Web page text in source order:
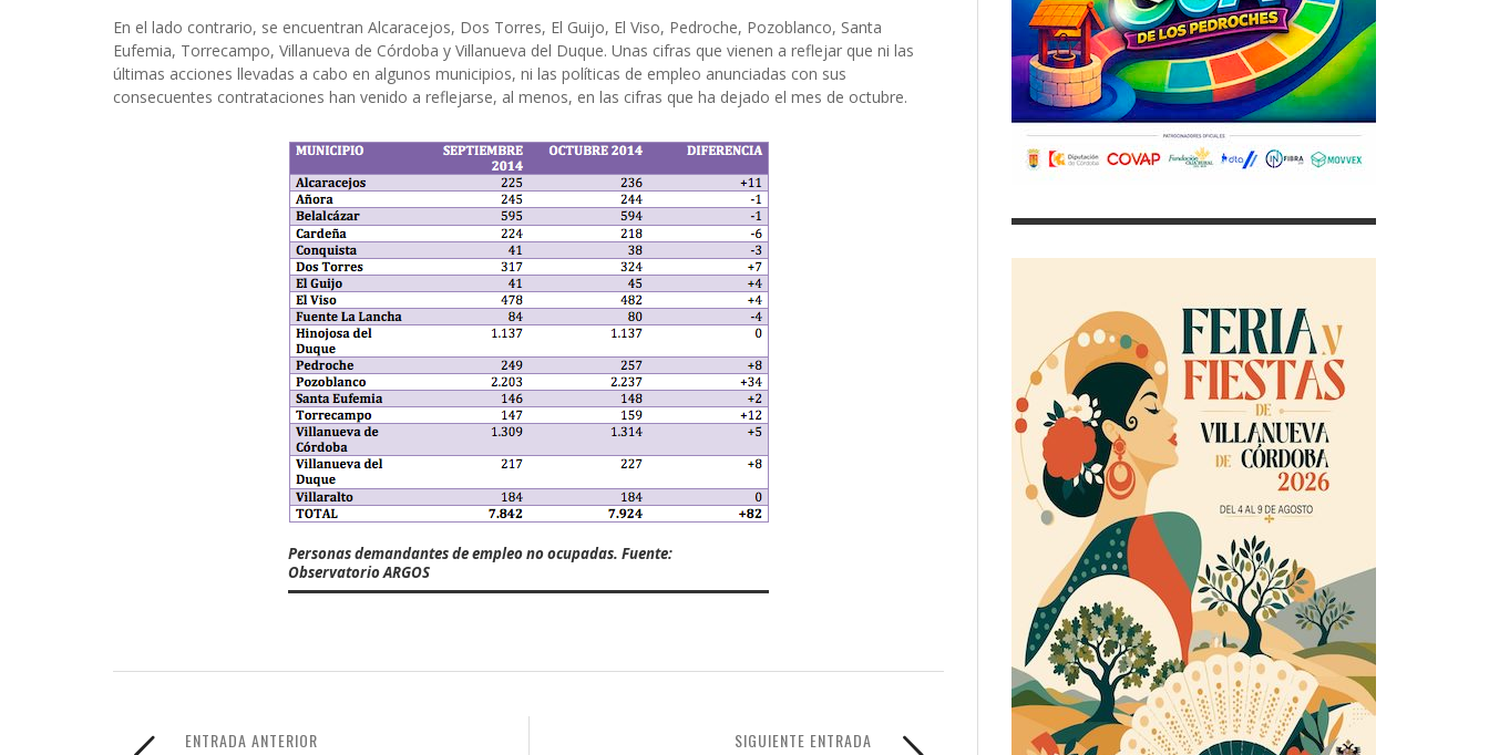
En el lado contrario, se encuentran Alcaracejos, Dos Torres, El Guijo, El Viso, Pedroche, Pozoblanco, Santa
Eufemia, Torrecampo, Villanueva de Córdoba y Villanueva del Duque. Unas cifras que vienen a reflejar que ni las
últimas acciones llevadas a cabo en algunos municipios, ni las políticas de empleo anunciadas con sus
consecuentes contrataciones han venido a reflejarse, al menos, en las cifras que ha dejado el mes de octubre.
Personas demandantes de empleo no ocupadas. Fuente:
Observatorio ARGOS
SIGUIENTE ENTRADA
ENTRADA ANTERIOR